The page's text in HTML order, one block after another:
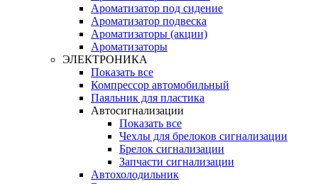
Ароматизатор под сидение
Ароматизатор подвеска
Ароматизаторы (акции)
Ароматизаторы
ЭЛЕКТРОНИКА
Показать все
Компрессор автомобильный
Паяльник для пластика
Автосигнализации
Показать все
Чехлы для брелоков сигнализации
Брелок сигнализации
Запчасти сигнализации
Автохолодильник